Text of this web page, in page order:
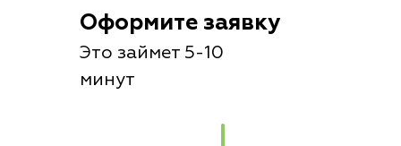
Оформите заявку
Это займет 5-10
минут